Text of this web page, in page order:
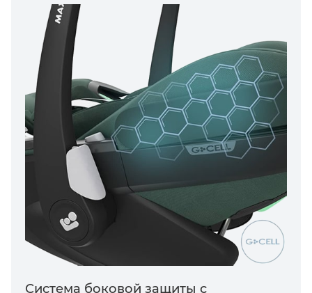
Система боковой защиты с